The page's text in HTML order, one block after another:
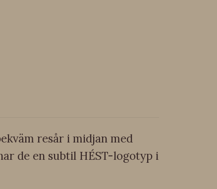
resår i midjan med
de en subtil HÉST-logotyp i